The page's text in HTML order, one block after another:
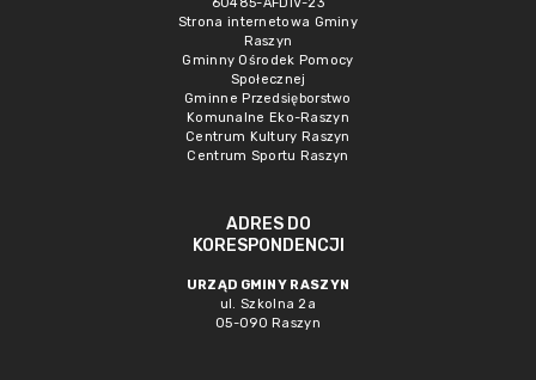
Strona internetowa Gminy
Raszyn
Gminny Ośrodek Pomocy
Społecznej
Gminne Przedsięborstwo
Komunalne Eko-Raszyn
Centrum Kultury Raszyn
Centrum Sportu Raszyn
ADRES DO
KORESPONDENCJI
URZĄD GMINY RASZYN
ul. Szkolna 2a
05-090 Raszyn